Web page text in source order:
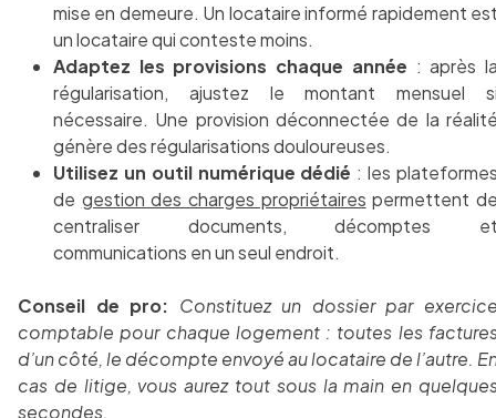
mise en demeure. Un locataire informé rapidement
un locataire qui conteste moins.
Adaptez les provisions chaque année : après
régularisation, ajustez le montant mensuel
nécessaire. Une provision déconnectée de la
génère des régularisations douloureuses.
Utilisez un outil numérique dédié : les
de gestion des charges propriétaires permettent
centraliser documents, décomptes
communications en un seul endroit.
Conseil de pro: Constituez un dossier par
comptable pour chaque logement : toutes les
d’un côté, le décompte envoyé au locataire de l’autre.
cas de litige, vous aurez tout sous la main en
secondes.